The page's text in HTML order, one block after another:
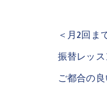
＜月2回ま
振替レッ
ご都合の